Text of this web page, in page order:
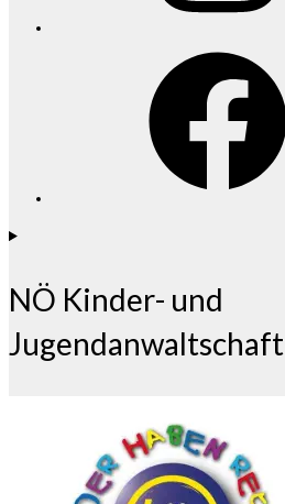
NÖ Kinder- und
Jugendanwaltschaft